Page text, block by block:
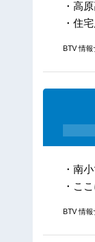
・高
・住
BTV 情
・南
・こ
BTV 情